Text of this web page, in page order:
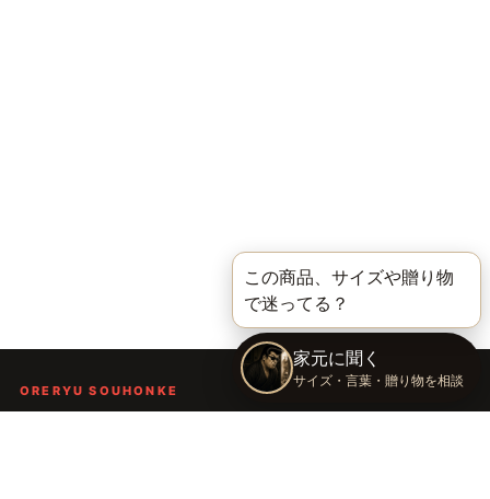
ORERYU SOUHONKE